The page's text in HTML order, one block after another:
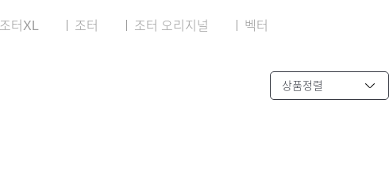
조터XL 조터 조터 오리지널 벡터
상품정렬